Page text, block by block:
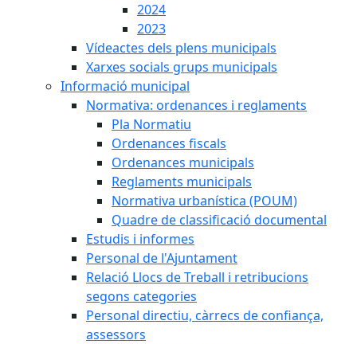
2024
2023
Vídeactes dels plens municipals
Xarxes socials grups municipals
Informació municipal
Normativa: ordenances i reglaments
Pla Normatiu
Ordenances fiscals
Ordenances municipals
Reglaments municipals
Normativa urbanística (POUM)
Quadre de classificació documental
Estudis i informes
Personal de l'Ajuntament
Relació Llocs de Treball i retribucions
segons categories
Personal directiu, càrrecs de confiança,
assessors